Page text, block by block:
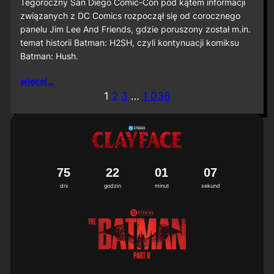
D
C
2
o
w
a
Tegoroczny San Diego Comic-Con pod kątem informacji
związanych z DC Comics rozpoczął się od corocznego
panelu Jim Lee And Friends, gdzie poruszony został m.in.
temat historii Batman: H2SH, czyli kontynuacji komiksu
Batman: Hush.
więcej…
1 2 3 … 1 036
dni
75
godzin
22
minut
01
sekund
04
5